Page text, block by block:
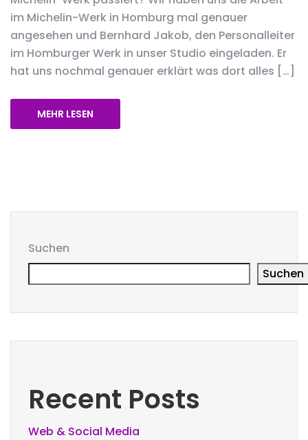
im Michelin-Werk in Homburg mal genauer
angesehen und Bernhard Jakob, den Personalleiter
im Homburger Werk in unser Studio eingeladen. Er
hat uns nochmal genauer erklärt was dort alles […]
MEHR LESEN
Suchen
Suchen
Recent Posts
Web & Social Media